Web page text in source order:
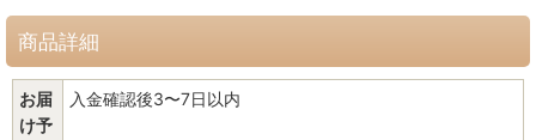
商品詳細
お届
け予
入金確認後3〜7日以内